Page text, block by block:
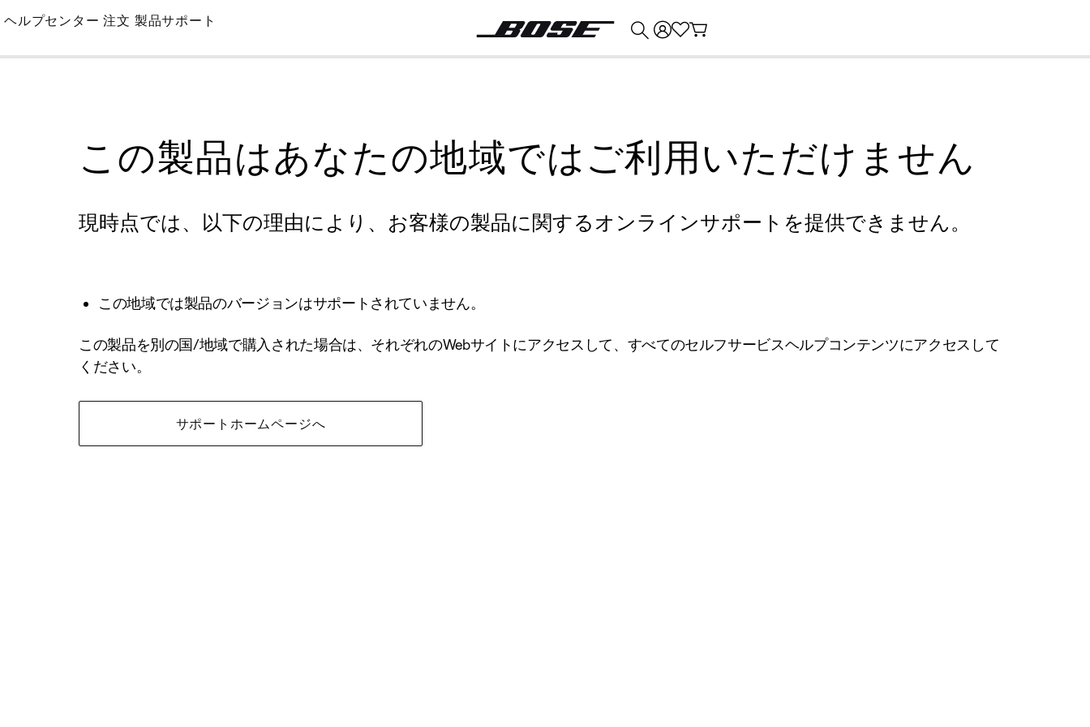
Skip
Main
ヘルプセンター 注文 製品サポート
この製品はあなたの地域ではご利用いただけません
現時点では、以下の理由により、お客様の製品に関するオンラインサポートを提供できません。
この地域では製品のバージョンはサポートされていません。
この製品を別の国/地域で購入された場合は、それぞれのWebサイトにアクセスして、すべてのセルフサービスヘルプコンテンツにアクセスして
ください。
サポートホームページへ